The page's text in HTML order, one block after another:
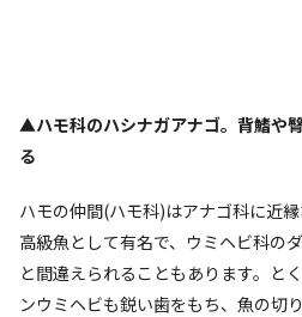
▲ハモ科のハシナガアナゴ。背鰭や
る
ハモの仲間(ハモ科)はアナゴ科に近
高級魚として有名で、ウミヘビ科の
と間違えられることもあります。と
ンウミヘビも鋭い歯をもち、魚の切